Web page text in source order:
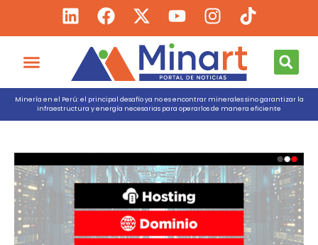
Minería en el Perú: el principal desafío ya no es encontrar minerales sino garantizar la
infraestructura y energía necesarias para operarlos de manera eficiente